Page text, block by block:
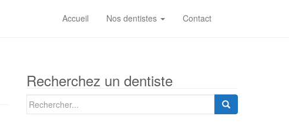
Accueil Nos dentistes Contact
Recherchez un dentiste
Search